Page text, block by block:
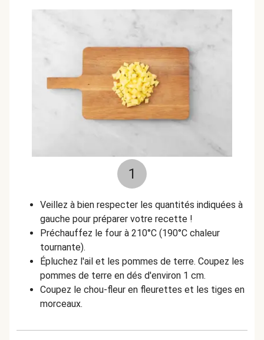
1
Veillez à bien respecter les quantités indiquées à
gauche pour préparer votre recette !
Préchauffez le four à 210°C (190°C chaleur
tournante).
Épluchez l'ail et les pommes de terre. Coupez les
pommes de terre en dés d'environ 1 cm.
Coupez le chou-fleur en fleurettes et les tiges en
morceaux.